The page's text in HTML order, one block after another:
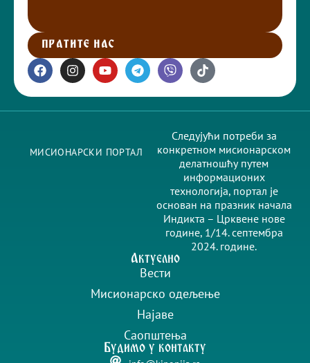
ПРАТИТЕ НАС
МИСИОНАРСКИ ПОРТАЛ
Следујући потреби за
конкретном мисионарском
делатношћу путем
информационих
технологија, портал је
основан на празник начала
Индикта – Црквене нове
године, 1/14. септембра
2024. године.
Актуелно
Вести
Мисионарско одељење
Најаве
Саопштења
Будимо у контакту